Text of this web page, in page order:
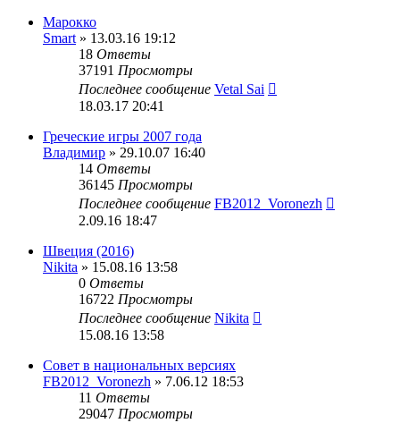
Марокко
Smart » 13.03.16 19:12
18 Ответы
37191 Просмотры
Последнее сообщение Vetal Sai
18.03.17 20:41
Греческие игры 2007 года
Владимир » 29.10.07 16:40
14 Ответы
36145 Просмотры
Последнее сообщение FB2012_Voronezh
2.09.16 18:47
Швеция (2016)
Nikita » 15.08.16 13:58
0 Ответы
16722 Просмотры
Последнее сообщение Nikita
15.08.16 13:58
Совет в национальных версиях
FB2012_Voronezh » 7.06.12 18:53
11 Ответы
29047 Просмотры